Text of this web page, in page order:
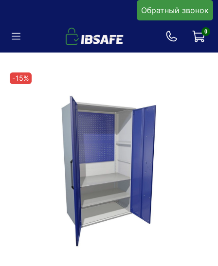
Обратный звонок
0
-15%